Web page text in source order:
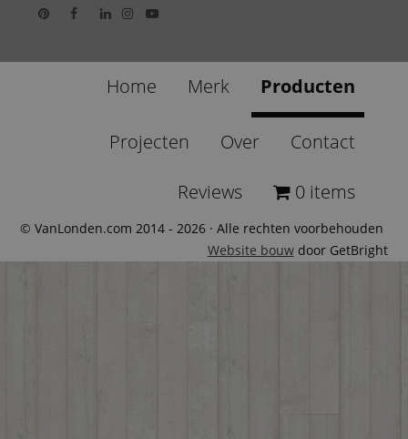
Home Merk Producten
Projecten Over Contact
Reviews 0 items
© VanLonden.com 2014 - 2026 · Alle rechten voorbehouden
Website bouwdoor GetBright